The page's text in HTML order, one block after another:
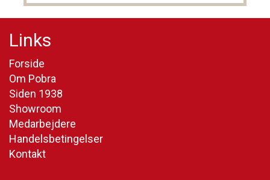
Links
Forside
Om Pobra
Siden 1938
Showroom
Medarbejdere
Handelsbetingelser
Kontakt